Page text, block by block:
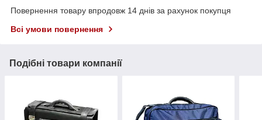
Повернення товару впродовж 14 днів за рахунок покупця
Всі умови повернення
Подібні товари компанії